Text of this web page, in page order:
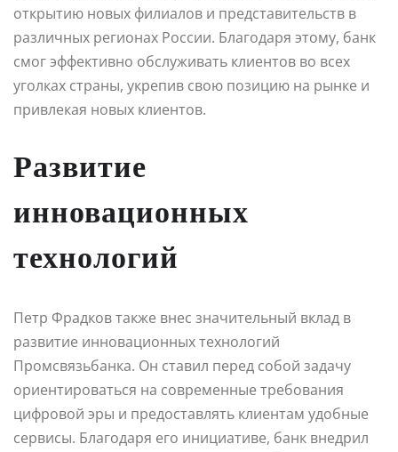
открытию новых филиалов и представительств в
различных регионах России. Благодаря этому, банк
смог эффективно обслуживать клиентов во всех
уголках страны, укрепив свою позицию на рынке и
привлекая новых клиентов.
Развитие
инновационных
технологий
Петр Фрадков также внес значительный вклад в
развитие инновационных технологий
Промсвязьбанка. Он ставил перед собой задачу
ориентироваться на современные требования
цифровой эры и предоставлять клиентам удобные
сервисы. Благодаря его инициативе, банк внедрил